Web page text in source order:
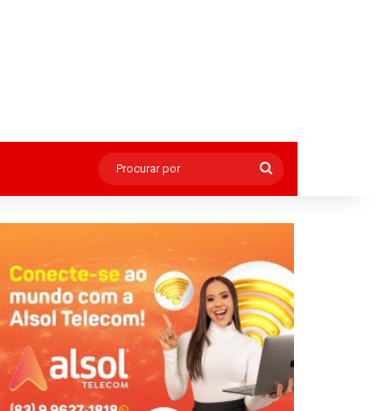
Procurar
por